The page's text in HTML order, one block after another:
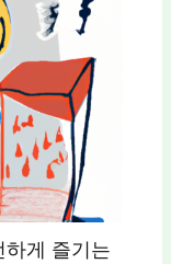
게 즐기는